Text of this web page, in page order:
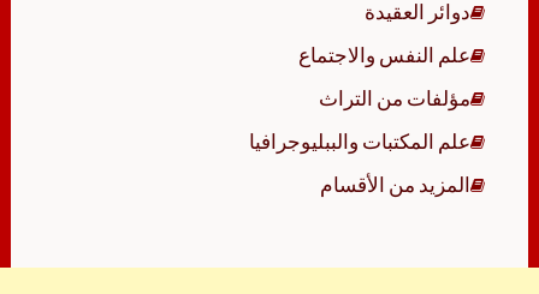
دوائر العقيدة
علم النفس والاجتماع
مؤلفات من التراث
علم المكتبات والببليوجرافيا
المزيد من الأقسام